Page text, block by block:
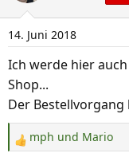
t
i
o
n
n
:
14. Juni 2018
Ich werde hier
Shop...
Der Bestellvorgang
R
mph und Mario